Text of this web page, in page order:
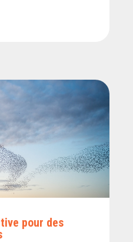
pour des